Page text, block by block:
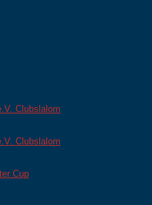
Clubslalom
Clubslalom
Cup